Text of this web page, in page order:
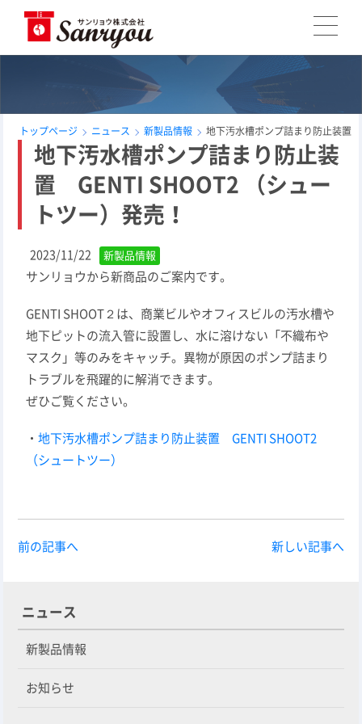
トップページ ニュース 新製品情報 地下汚水槽ポンプ詰まり防止装置
地下汚水槽ポンプ詰まり防止装
置 GENTI SHOOT2 （シュー
トツー）発売！
2023/11/22 新製品情報
サンリョウから新商品のご案内です。
GENTI SHOOT２は、商業ビルやオフィスビルの汚水槽や
地下ピットの流入管に設置し、水に溶けない「不織布や
マスク」等のみをキャッチ。異物が原因のポンプ詰まり
トラブルを飛躍的に解消できます。
ぜひご覧ください。
・地下汚水槽ポンプ詰まり防止装置 GENTI SHOOT2
（シュートツー）
前の記事へ 新しい記事へ
ニュース
新製品情報
お知らせ